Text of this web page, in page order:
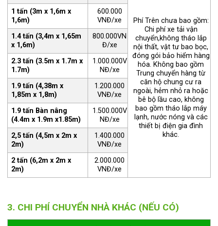
Phí Trên chưa bao gồm:
Chi phí xe tải vận
chuyển,không tháo lắp
nội thất, vật tư bao bọc,
đóng gói bảo hiểm hàng
hóa. Không bao gồm
Trung chuyển hàng từ
căn hộ chung cư ra
ngoài, hẻm nhỏ ra hoặc
bê bộ lầu cao, không
bao gồm tháo lắp máy
lạnh, nước nóng và các
thiết bị điện gia đình
khác.
1 tấn (3m x 1,6m x
1,6m)
600.000
VNĐ/xe
1.4 tấn (3,4m x 1,65m
x 1,6m)
800.000VN
Đ/xe
2.3 tấn (3.5m x 1.7m x
1.7m)
1.000.000V
NĐ/xe
1.9 tấn (4,38m x
1,85m x 1,8m)
1.200.000
VNĐ/xe
1.9 tấn Bàn nâng
(4.4m x 1.9m x1.85m)
1.500.000V
NĐ/xe
2,5 tấn (4,5m x 2m x
2m)
1.400.000
VNĐ/xe
2 tấn (6,2m x 2m x
2m)
2.000.000
VNĐ/xe
3. CHI PHÍ CHUYỂN NHÀ KHÁC (NẾU CÓ)